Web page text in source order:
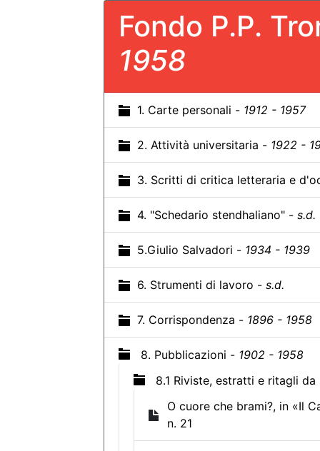
Fondo P.P.
1958
1. Carte personali - 1912 - 1957
2. Attività universitaria - 1922 -
3. Scritti di critica letteraria e
4. "Schedario stendhaliano" - s.d.
5.Giulio Salvadori - 1934 - 1939
6. Strumenti di lavoro - s.d.
7. Corrispondenza - 1896 - 1958
8. Pubblicazioni - 1902 - 1958
8.1 Riviste, estratti e ritagli
O cuore che brami?, in «Il
n. 21